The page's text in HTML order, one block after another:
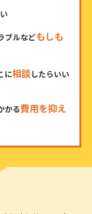
ブルなどもしも
に相談したらいい
かる費用を抑え